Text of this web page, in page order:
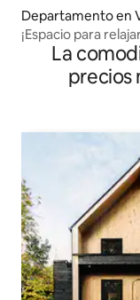
Departamento en
¡Espacio para
La
precios